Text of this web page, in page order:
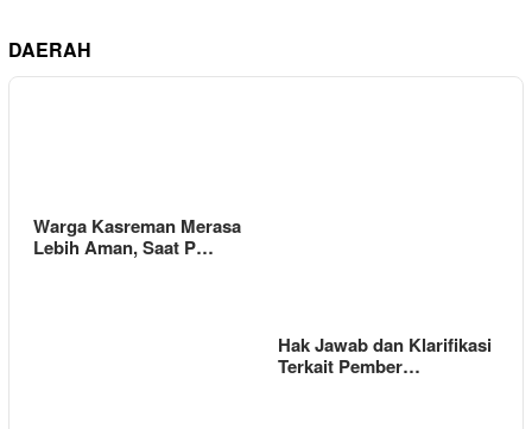
DAERAH
Warga Kasreman Merasa
Lebih Aman, Saat P…
Hak Jawab dan Klarifikasi
Terkait Pember…